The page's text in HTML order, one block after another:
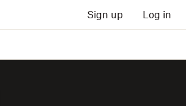
Sign up Log in